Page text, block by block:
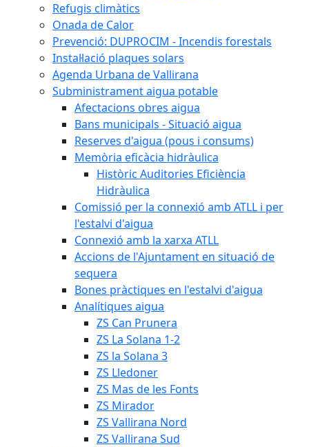
Refugis climàtics
Onada de Calor
Prevenció: DUPROCIM - Incendis forestals
Instal·lació plaques solars
Agenda Urbana de Vallirana
Subministrament aigua potable
Afectacions obres aigua
Bans municipals - Situació aigua
Reserves d'aigua (pous i consums)
Memòria eficàcia hidràulica
Històric Auditories Eficiència
Hidràulica
Comissió per la connexió amb ATLL i per
l'estalvi d'aigua
Connexió amb la xarxa ATLL
Accions de l'Ajuntament en situació de
sequera
Bones pràctiques en l'estalvi d'aigua
Analítiques aigua
ZS Can Prunera
ZS La Solana 1-2
ZS la Solana 3
ZS Lledoner
ZS Mas de les Fonts
ZS Mirador
ZS Vallirana Nord
ZS Vallirana Sud